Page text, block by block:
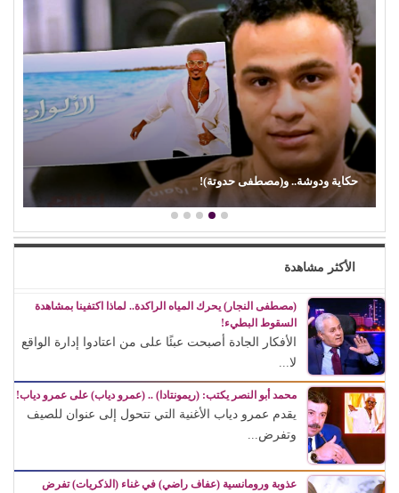
حكاية ودوشة.. و(مصطفى حدوتة)!
الأكثر مشاهدة
(مصطفى النجار) يحرك المياه الراكدة.. لماذا اكتفينا بمشاهدة
السقوط البطيء!
الأفكار الجادة أصبحت عبئًا على من اعتادوا إدارة الواقع
لا...
محمد أبو النصر يكتب: (ريمونتادا) .. (عمرو دياب) على عمرو دياب!
يقدم عمرو دياب الأغنية التي تتحول إلى عنوان للصيف
وتفرض...
عذوبة ورومانسية (عفاف راضي) في غناء (الذكريات) تفرض